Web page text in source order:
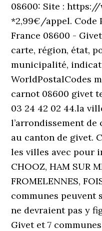
08600: Site :
*2,99€/appel. Code
France 08600 -
carte, région, état,
municipalité,
WorldPostalCodes
carnot 08600 givet
03 24 42 02 44.la
l’arrondissement
au canton de givet.
les villes avec pour
CHOOZ, HAM SUR
FROMELENNES,
communes peuvent
ne devraient pas y
Givet et 7